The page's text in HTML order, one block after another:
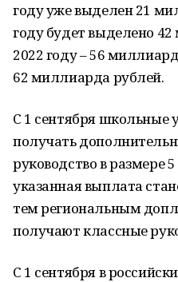
году уже выделен 21
году будет выделено
2022 году – 56
62 миллиарда рублей.
С 1 сентября школьные
получать
руководство в размере
указанная выплата
тем региональным
получают классные
С 1 сентября в